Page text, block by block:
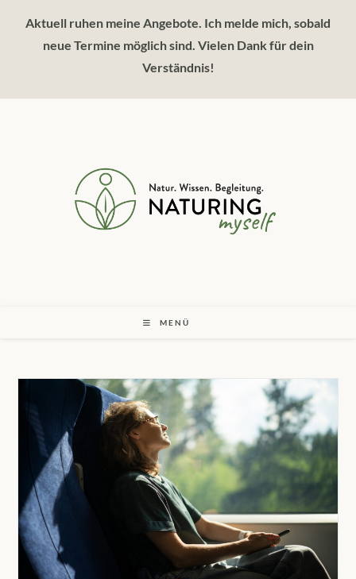
Inhalt
springen
Aktuell ruhen meine Angebote. Ich melde mich, sobald
neue Termine möglich sind. Vielen Dank für dein
Verständnis!
MENÜ